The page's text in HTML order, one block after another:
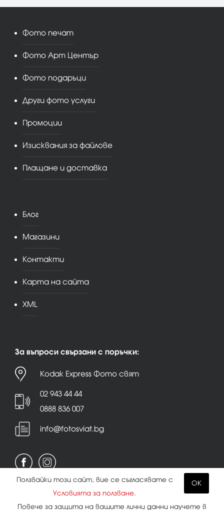
Фото печат
Фото Арт Център
Фото подаръци
Други фото услуги
Промоции
Изисквания за файлове
Плащане и доставка
Блог
Магазини
Контакти
Карта на сайта
XML
За въпроси свързани с поръчки:
Kodak Express Фото свят
02 943 44 44
0888 836 007
info@fotosviat.bg
OK
Ползвайки този сайт, вие се съгласявате с
Условията за ползване.
Повече за защита на вашите лични данни научете в